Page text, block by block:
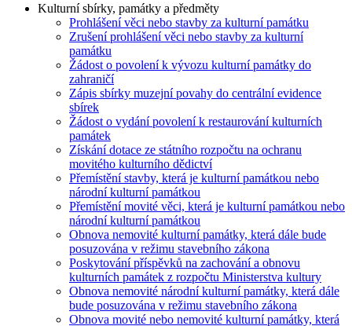
Kulturní sbírky, památky a předměty
Prohlášení věci nebo stavby za kulturní památku
Zrušení prohlášení věci nebo stavby za kulturní
památku
Žádost o povolení k vývozu kulturní památky do
zahraničí
Zápis sbírky muzejní povahy do centrální evidence
sbírek
Žádost o vydání povolení k restaurování kulturních
památek
Získání dotace ze státního rozpočtu na ochranu
movitého kulturního dědictví
Přemístění stavby, která je kulturní památkou nebo
národní kulturní památkou
Přemístění movité věci, která je kulturní památkou nebo
národní kulturní památkou
Obnova nemovité kulturní památky, která dále bude
posuzována v režimu stavebního zákona
Poskytování příspěvků na zachování a obnovu
kulturních památek z rozpočtu Ministerstva kultury
Obnova nemovité národní kulturní památky, která dále
bude posuzována v režimu stavebního zákona
Obnova movité nebo nemovité kulturní památky, která